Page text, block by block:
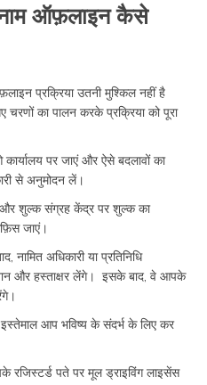
नाम ऑफ़लाइन कैसे
प्रक्रिया उतनी मुश्किल नहीं है
का पालन करके प्रक्रिया को पूरा
पर जाएं और ऐसे बदलावों का
से अनुमोदन लें।
और शुल्क संग्रह केंद्र पर शुल्क का
जाएं।
नामित अधिकारी या प्रतिनिधि
और हस्ताक्षर लेंगे। इसके बाद, वे आपके
आप भविष्य के संदर्भ के लिए कर
रजिस्टर्ड पते पर मूल ड्राइविंग लाइसेंस